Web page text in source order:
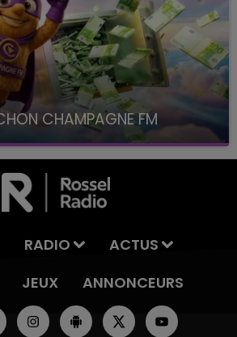
CHAMPAGNE FM
FM, à 8H10
RADIO
ACTUS
JEUX ANNONCEURS